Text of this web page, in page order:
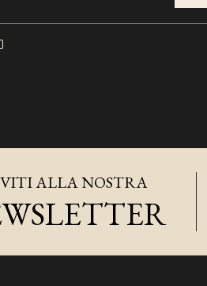
ALLA NOSTRA